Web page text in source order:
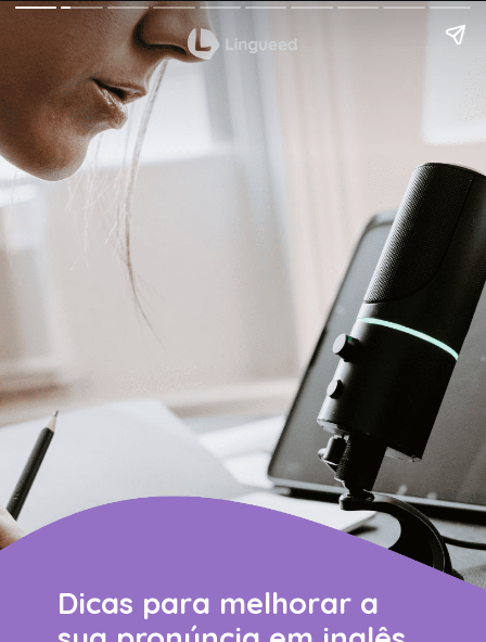
Dicas para melhorar a